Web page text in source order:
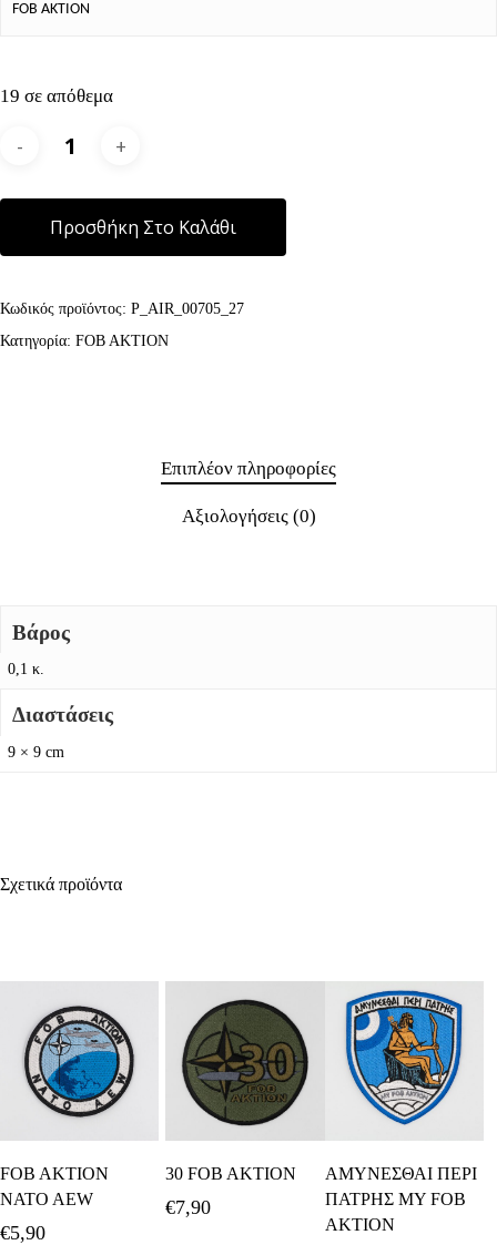
FOB AKTION
19 σε απόθεμα
Προσθήκη Στο Καλάθι
Κωδικός προϊόντος: P_AIR_00705_27
Κατηγορία: FOB AKTION
Επιπλέον πληροφορίες
Αξιολογήσεις (0)
Βάρος
0,1 κ.
Διαστάσεις
9 × 9 cm
Σχετικά προϊόντα
Καλάθι
FOB AKTION
NATO AEW
€5,90
30 FOB AKTION
€7,90
Καλάθι
ΑΜΥΝΕΣΘΑΙ ΠΕΡΙ
ΠΑΤΡΗΣ MY FOB
AKTION